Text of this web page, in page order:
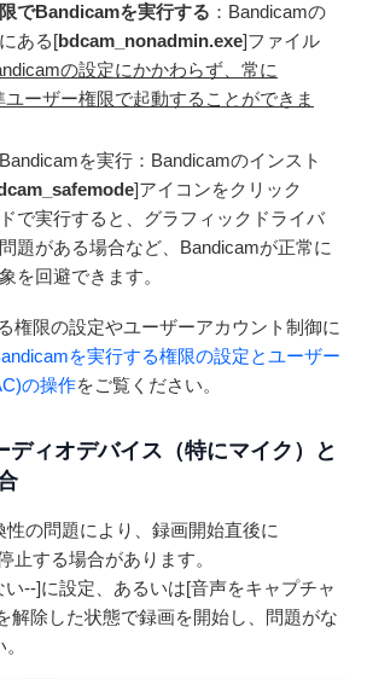
でBandicamを実行する ：Bandicamの
ある[bdcam_nonadmin.exe]ファイル
の設定にかかわらず、常に
ユーザー権限で起動することができま
を実行：Bandicamのインスト
]アイコンをクリック
で実行すると、グラフィックドライバ
題がある場合など、Bandicamが正常に
を回避できます。
権限の設定やユーザーアカウント制御に
を実行する権限の設定とユーザー
の操作をご覧ください。
ディオデバイス（特にマイク）と
の問題により、録画開始直後に
止する場合があります。
--]に設定、あるいは[音声をキャプチャ
解除した状態で録画を開始し、問題がな